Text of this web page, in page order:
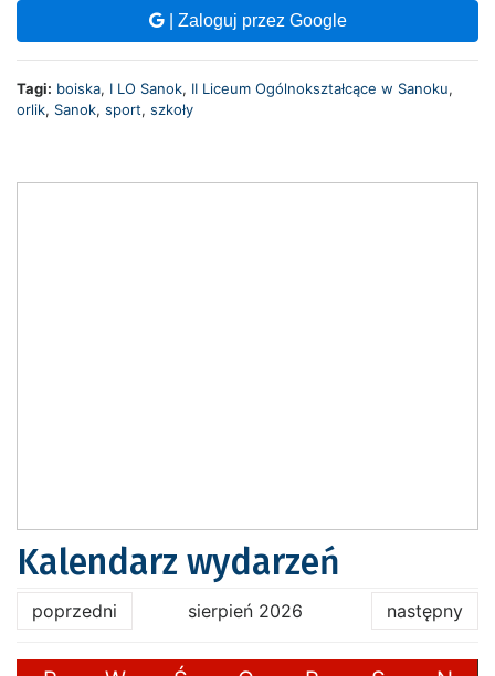
| Zaloguj przez Google
Tagi: boiska, I LO Sanok, II Liceum Ogólnokształcące w Sanoku,
orlik, Sanok, sport, szkoły
Kalendarz wydarzeń
poprzedni sierpień 2026 następny